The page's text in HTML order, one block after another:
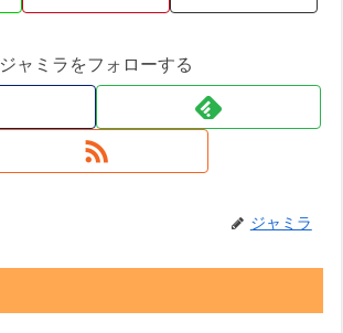
ジャミラをフォローする
ジャミラ